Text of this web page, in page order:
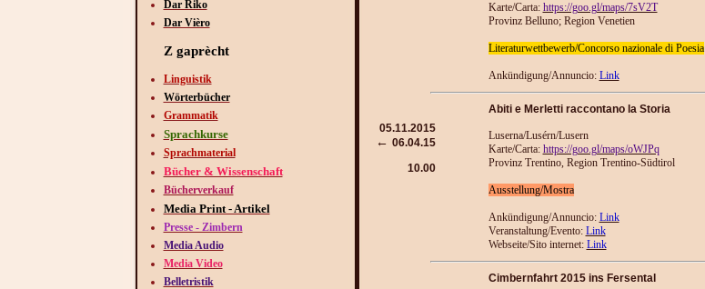
Dar Riko
Dar Vièro
Z gaprècht
Linguistik
Wörterbücher
Grammatik
Sprachkurse
Sprachmaterial
Bücher & Wissenschaft
Bücherverkauf
Media Print - Artikel
Presse - Zimbern
Media Audio
Media Video
Belletristik
Karte/Carta: https://goo.gl/maps/7sV2T
Provinz Belluno; Region Venetien
Literaturwettbewerb/Concorso nazionale di Poesia
Ankündigung/Annuncio: Link
05.11.2015
← 06.04.15
10.00
Abiti e Merletti raccontano la Storia
Luserna/Lusérn/Lusern
Karte/Carta: https://goo.gl/maps/oWJPq
Provinz Trentino, Region Trentino-Südtirol
Ausstellung/Mostra
Ankündigung/Annuncio: Link
Veranstaltung/Evento: Link
Webseite/Sito internet: Link
Cimbernfahrt 2015 ins Fersental